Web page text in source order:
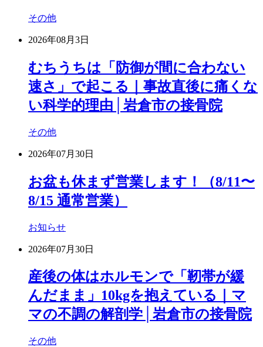
その他
2026年08月3日
むちうちは「防御が間に合わない
速さ」で起こる｜事故直後に痛くな
い科学的理由│岩倉市の接骨院
その他
2026年07月30日
お盆も休まず営業します！（8/11〜
8/15 通常営業）
お知らせ
2026年07月30日
産後の体はホルモンで「靭帯が緩
んだまま」10kgを抱えている｜マ
マの不調の解剖学│岩倉市の接骨院
その他